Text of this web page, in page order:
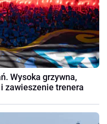
Wysoka grzywna,
zawieszenie trenera